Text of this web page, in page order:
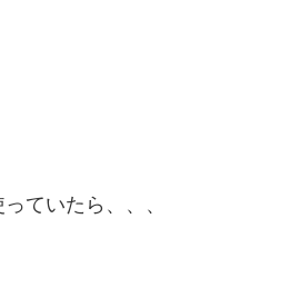
ていたら、、、